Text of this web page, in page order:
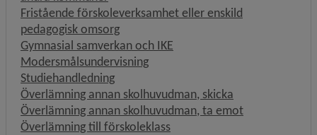
Fristående förskoleverksamhet eller enskild
pedagogisk omsorg
Gymnasial samverkan och IKE
Modersmålsundervisning
Studiehandledning
Överlämning annan skolhuvudman, skicka
Överlämning annan skolhuvudman, ta emot
Överlämning till förskoleklass